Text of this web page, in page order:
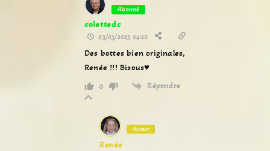
Abonné
colettedc
03/03/2023 04:20
Des bottes bien originales,
Renée !!! Bisous♥
0 Répondre
Auteur
Renée